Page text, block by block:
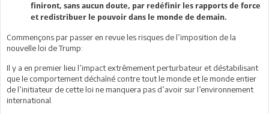
finiront, sans aucun doute, par redéfinir les rapports de force
et redistribuer le pouvoir dans le monde de demain.
Commençons par passer en revue les risques de l’imposition de la
nouvelle loi de Trump:
Il y a en premier lieu l’impact extrêmement perturbateur et déstabilisant
que le comportement déchaîné contre tout le monde et le monde entier
de l’initiateur de cette loi ne manquera pas d’avoir sur l’environnement
international.